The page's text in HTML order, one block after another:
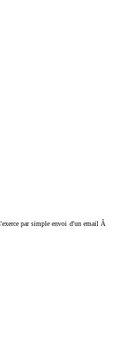
par simple envoi d'un email Ã